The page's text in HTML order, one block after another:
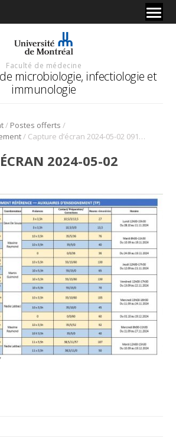
Faculté de médecine
microbiologie, infectiologie et
immunologie
/ Postes offerts /
/ Capture d’écran 2024-05-02 091139
2024-05-02